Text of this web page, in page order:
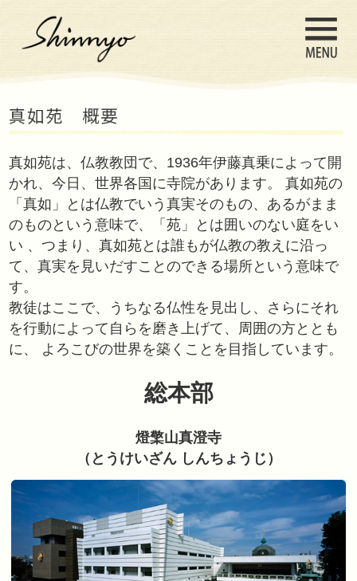
真如苑は、仏教教団で、1936年伊藤
かれ、今日、世界各国に寺院があり
「真如」とは仏教でいう真実そのも
のものという意味で、「苑」とは囲
い 、つまり、真如苑とは誰もが仏教
て、真実を見いだすことのできる場
教徒はここで、うちなる仏性を見出
を行動によって自らを磨き上げて、
に、 よろこびの世界を築くことを目
総本部